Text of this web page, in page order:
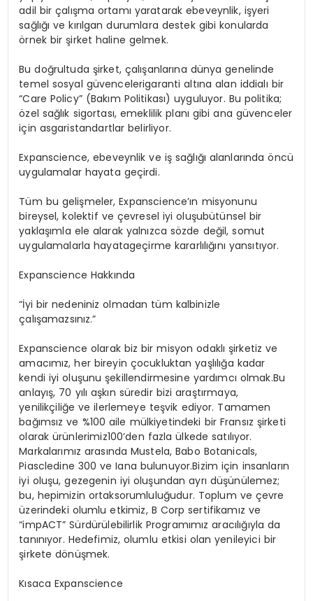
adil bir çalışma ortamı yaratarak ebeveynlik, işyeri
sağlığı vekırılgan durumlara destek gibi konularda
örnek bir şirket haline gelmek.
Budoğrultuda şirket, çalışanlarına dünya genelinde
temel sosyal güvencelerigaranti altına alan iddialı bir
“Care Policy” (Bakım Politikası) uyguluyor. Bu politika;
özel sağlık sigortası, emeklilik planı gibi ana güvenceler
için asgaristandartlar belirliyor.
Expanscience,ebeveynlik ve iş sağlığı alanlarında öncü
uygulamalar hayata geçirdi.
Tüm bu gelişmeler,Expanscience’ın misyonunu
bireysel,kolektif ve çevresel iyioluşubütünsel bir
yaklaşımla ele alarak yalnızca sözde değil,somut
uygulamalarla hayatageçirme kararlılığını yansıtıyor.
Expanscience Hakkında
“İyi bir nedeniniz olmadan tüm kalbinizle
çalışamazsınız.”
Expanscience olarakbizbir misyon odaklı şirketiz ve
amacımız, her bireyin çocukluktan yaşlılığa kadar
kendi iyioluşunu şekillendirmesine yardımcı olmak.Bu
anlayış, 70 yılı aşkın süredir bizi araştırmaya,
yenilikçiliğe veilerlemeye teşvik ediyor. Tamamen
bağımsız ve %100aile mülkiyetindeki bir Fransız şirketi
olarak ürünlerimiz100’den fazla ülkede satılıyor.
Markalarımız arasında Mustela, Babo Botanicals,
Piascledine 300 ve Iana bulunuyor.Bizim için insanların
iyi oluşu,gezegenin iyi oluşundan ayrı düşünülemez;
bu, hepimizin ortaksorumluluğudur. Toplum ve çevre
üzerindeki olumlu etkimiz, B Corpsertifikamız ve
“impACT” Sürdürülebilirlik Programımız aracılığıyla da
tanınıyor. Hedefimiz,olumlu etkisi olan yenileyici bir
şirkete dönüşmek.
Kısaca Expanscience